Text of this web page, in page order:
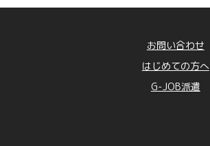
お問い合わせ
はじめての方へ
G-JOB派遣